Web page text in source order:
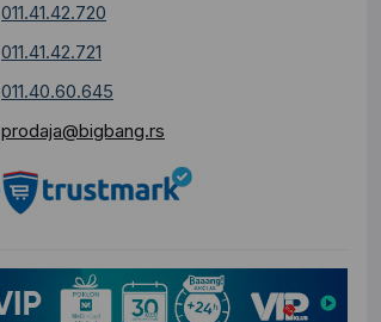
011.41.42.720
011.41.42.721
011.40.60.645
prodaja@bigbang.rs